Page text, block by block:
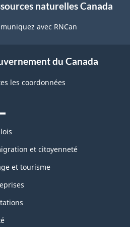
naturelles Canada
avec RNCan
du Canada
les coordonnées
et citoyenneté
et tourisme